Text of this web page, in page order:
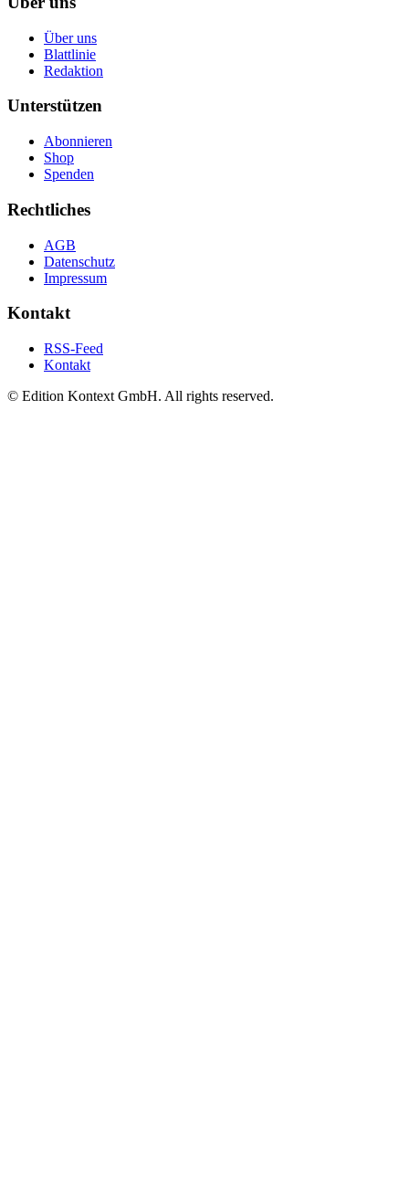
Über uns
Blattlinie
Redaktion
Unterstützen
Abonnieren
Shop
Spenden
Rechtliches
AGB
Datenschutz
Impressum
Kontakt
RSS-Feed
Kontakt
© Edition Kontext GmbH. All rights reserved.